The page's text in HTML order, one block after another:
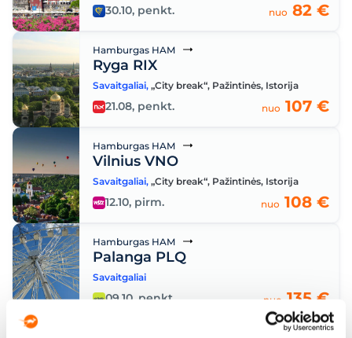
30.10, penkt. nuo 82 €
Hamburgas HAM
Ryga RIX
Savaitgaliai, „City break“, Pažintinės, Istorija
21.08, penkt. nuo 107 €
Hamburgas HAM
Vilnius VNO
Savaitgaliai, „City break“, Pažintinės, Istorija
12.10, pirm. nuo 108 €
Hamburgas HAM
Palanga PLQ
Savaitgaliai
09.10, penkt. nuo 135 €